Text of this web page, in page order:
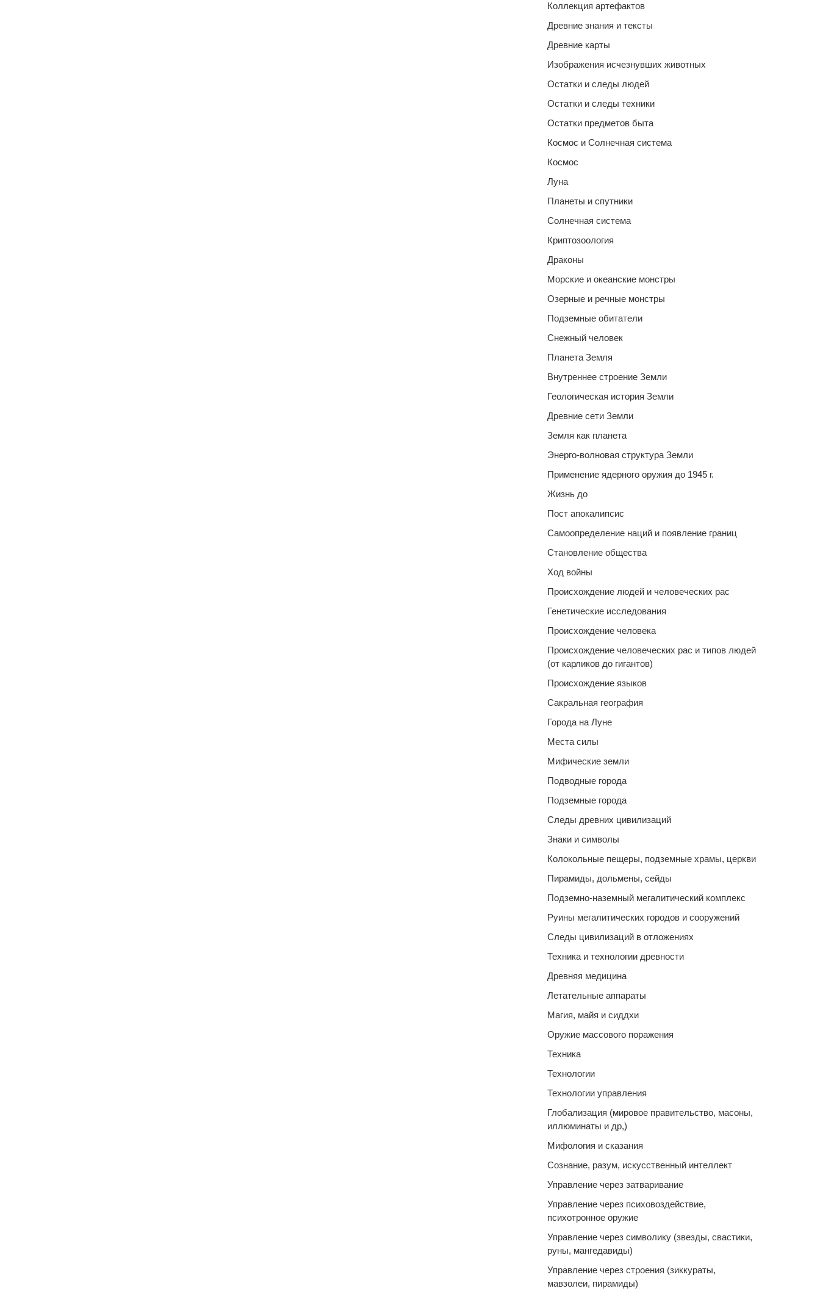
Коллекция артефактов
Древние знания и тексты
Древние карты
Изображения исчезнувших животных
Остатки и следы людей
Остатки и следы техники
Остатки предметов быта
Космос и Солнечная система
Космос
Луна
Планеты и спутники
Солнечная система
Криптозоология
Драконы
Морские и океанские монстры
Озерные и речные монстры
Подземные обитатели
Снежный человек
Планета Земля
Внутреннее строение Земли
Геологическая история Земли
Древние сети Земли
Земля как планета
Энерго-волновая структура Земли
Применение ядерного оружия до 1945 г.
Жизнь до
Пост апокалипсис
Самоопределение наций и появление границ
Становление общества
Ход войны
Происхождение людей и человеческих рас
Генетические исследования
Происхождение человека
Происхождение человеческих рас и типов людей
(от карликов до гигантов)
Происхождение языков
Сакральная география
Города на Луне
Места силы
Мифические земли
Подводные города
Подземные города
Следы древних цивилизаций
Знаки и символы
Колокольные пещеры, подземные храмы, церкви
Пирамиды, дольмены, сейды
Подземно-наземный мегалитический комплекс
Руины мегалитических городов и сооружений
Следы цивилизаций в отложениях
Техника и технологии древности
Древняя медицина
Летательные аппараты
Магия, майя и сиддхи
Оружие массового поражения
Техника
Технологии
Технологии управления
Глобализация (мировое правительство, масоны,
иллюминаты и др,)
Мифология и сказания
Сознание, разум, искусственный интеллект
Управление через затваривание
Управление через психовоздействие,
психотронное оружие
Управление через символику (звезды, свастики,
руны, мангедавиды)
Управление через строения (зиккураты,
мавзолеи, пирамиды)